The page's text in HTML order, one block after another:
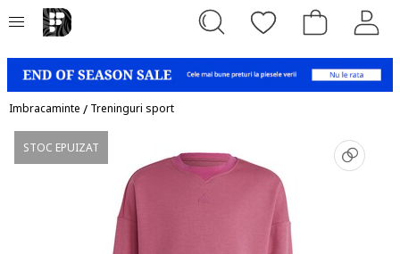
Imbracaminte / Treninguri sport
STOC EPUIZAT